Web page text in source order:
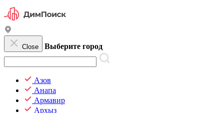
Close Выберите город
Азов
Анапа
Армавир
Архыз